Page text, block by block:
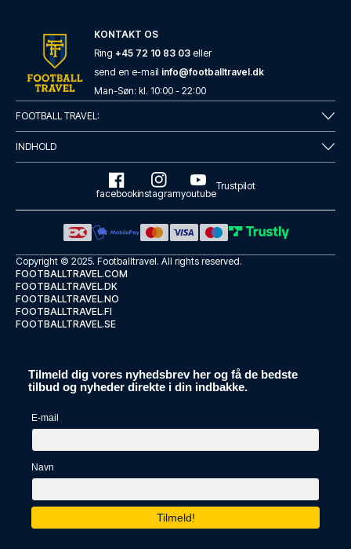
KONTAKT OS
Ring +45 72 10 83 03 eller
send en e-mail info@footballtravel.dk
Man-Søn: kl. 10:00 - 22:00
FOOTBALL TRAVEL:
INDHOLD
facebookinstagramyoutube
Trustpilot
Copyright © 2025. Footballtravel. All rights reserved.
FOOTBALLTRAVEL.COM
FOOTBALLTRAVEL.DK
FOOTBALLTRAVEL.NO
FOOTBALLTRAVEL.FI
FOOTBALLTRAVEL.SE
Tilmeld dig vores nyhedsbrev her og få de bedste
tilbud og nyheder direkte i din indbakke.
E-mail
Navn